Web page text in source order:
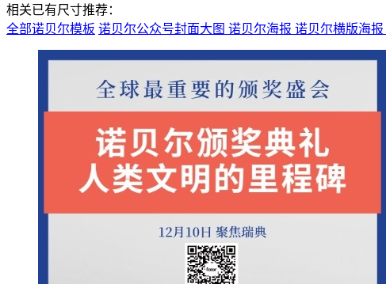
相关已有尺寸推荐：
全部诺贝尔模板 诺贝尔公众号封面大图 诺贝尔海报 诺贝尔横版海报